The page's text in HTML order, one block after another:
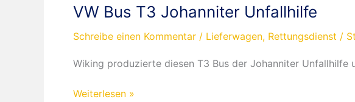
VW Bus T3 Johanniter Unfallhilfe
Schreibe einen Kommentar / Lieferwagen, Rettungsdienst /
Wiking produzierte diesen T3 Bus der Johanniter
VW
Weiterlesen »